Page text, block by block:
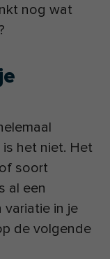
nog wat
het niet. Het
soort
al een
variatie in je
de volgende